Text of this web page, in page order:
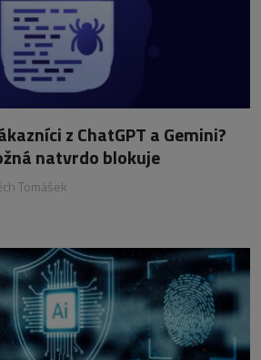
z ChatGPT a Gemini?
natvrdo blokuje
Tomášek